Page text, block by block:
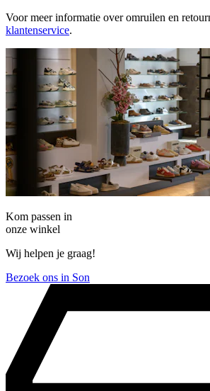
Voor meer informatie over omruilen en
klantenservice.
Kom passen in
onze winkel
Wij helpen je graag!
Bezoek ons in Son